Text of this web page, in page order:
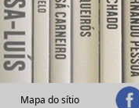
Mapa do sítio